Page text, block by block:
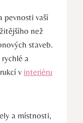
pevnosti vaší
než
staveb.
a
v interiéru
a místnosti,